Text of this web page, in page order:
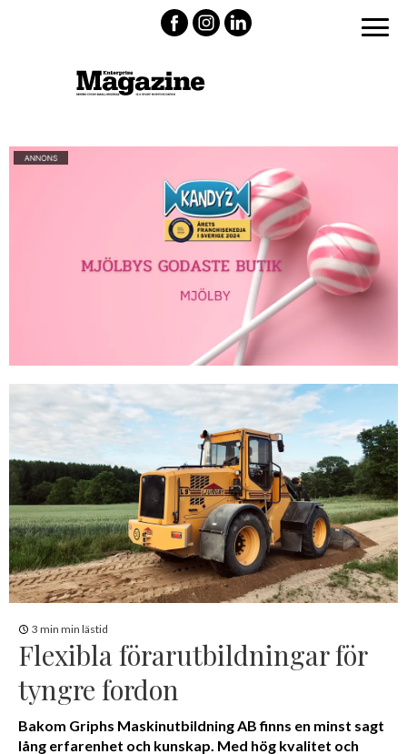
3 min min lästid
Flexibla förarutbildningar för
tyngre fordon
Bakom Griphs Maskinutbildning AB finns en minst sagt
lång erfarenhet och kunskap. Med hög kvalitet och